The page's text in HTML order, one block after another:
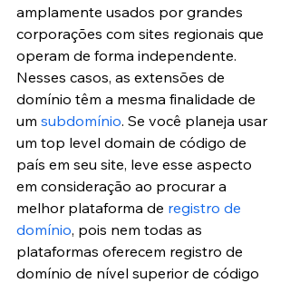
amplamente usados ​​por grandes
corporações com sites regionais que
operam de forma independente.
Nesses casos, as extensões de
domínio têm a mesma finalidade de
um subdomínio. Se você planeja usar
um top level domain de código de
país em seu site, leve esse aspecto
em consideração ao procurar a
melhor plataforma de registro de
domínio, pois nem todas as
plataformas oferecem registro de
domínio de nível superior de código